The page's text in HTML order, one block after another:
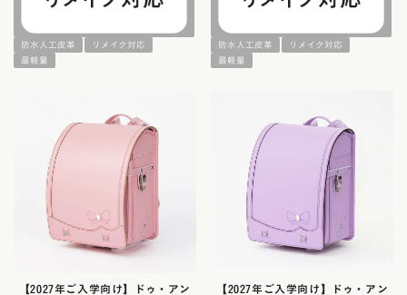
防水人工皮革
リメイク対応
最軽量
防水人工皮革
リメイク対応
最軽量
【2027年ご入学向け】ドゥ・アン
【2027年ご入学向け】ドゥ・アン